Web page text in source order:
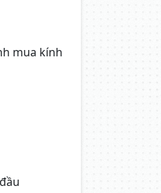
mua kính